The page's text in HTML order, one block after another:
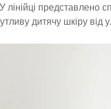
лінійці представлено
дитячу шкіру від